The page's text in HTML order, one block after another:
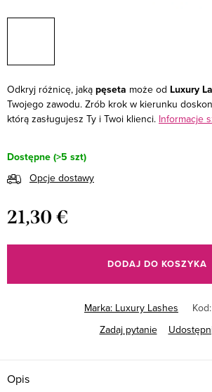
Odkryj różnicę, jaką pęseta może od Luxury
Twojego zawodu. Zrób krok w kierunku
którą zasługujesz Ty i Twoi klienci. Informacje
Dostępne(>5 szt)
Opcje dostawy
21,30 €
jednostkowa:
DODAJ DO KOSZYKA
Marka: Luxury Lashes Kod:
Zadaj pytanie
Opis